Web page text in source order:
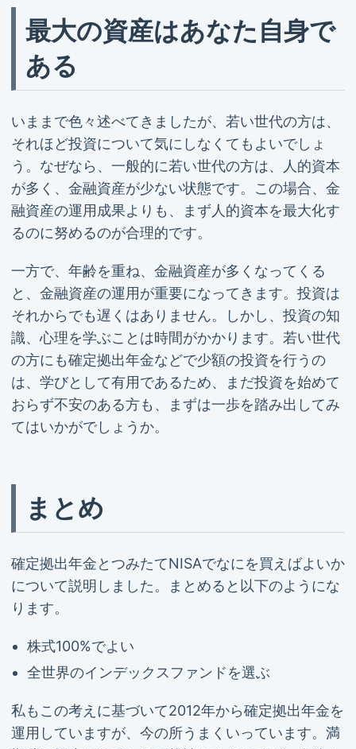
最大の資産はあなた自身で
ある
いままで色々述べてきましたが、若い世代の方は、
それほど投資について気にしなくてもよいでしょ
う。なぜなら、一般的に若い世代の方は、人的資本
が多く、金融資産が少ない状態です。この場合、金
融資産の運用成果よりも、まず人的資本を最大化す
るのに努めるのが合理的です。
一方で、年齢を重ね、金融資産が多くなってくる
と、金融資産の運用が重要になってきます。投資は
それからでも遅くはありません。しかし、投資の知
識、心理を学ぶことは時間がかかります。若い世代
の方にも確定拠出年金などで少額の投資を行うの
は、学びとして有用であるため、まだ投資を始めて
おらず不安のある方も、まずは一歩を踏み出してみ
てはいかがでしょうか。
まとめ
確定拠出年金とつみたてNISAでなにを買えばよいか
について説明しました。まとめると以下のようにな
ります。
株式100%でよい
全世界のインデックスファンドを選ぶ
私もこの考えに基づいて2012年から確定拠出年金を
運用していますが、今の所うまくいっています。満